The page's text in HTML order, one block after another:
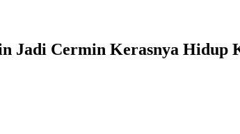
Jadi Cermin Kerasnya Hidup